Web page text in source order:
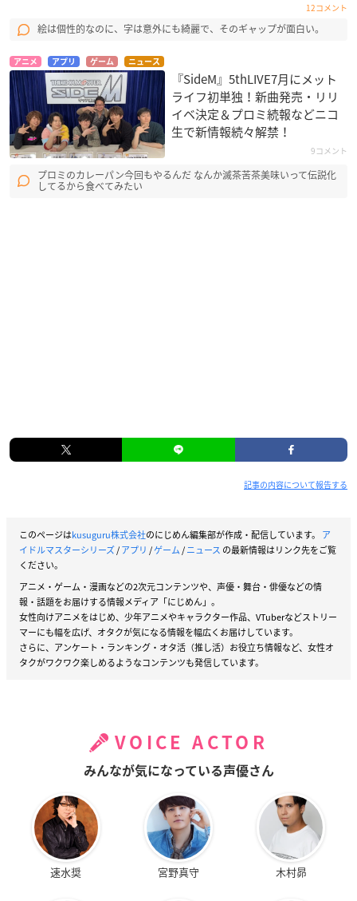
12コメント
絵は個性的なのに、字は意外にも綺麗で、そのギャップが面白い。
アニメ アプリ ゲーム ニュース
『SideM』5thLIVE7月にメット
ライフ初単独！新曲発売・リリ
イベ決定＆プロミ続報などニコ
生で新情報続々解禁！
9コメント
プロミのカレーパン今回もやるんだ なんか滅茶苦茶美味いって伝説化
してるから食べてみたい
記事の内容について報告する
このページはkusuguru株式会社のにじめん編集部が作成・配信しています。 ア
イドルマスターシリーズ/アプリ /ゲーム/ニュース の最新情報はリンク先をご覧
ください。
アニメ・ゲーム・漫画などの2次元コンテンツや、声優・舞台・俳優などの情
報・話題をお届けする情報メディア「にじめん」。
女性向けアニメをはじめ、少年アニメやキャラクター作品、VTuberなどストリー
マーにも幅を広げ、オタクが気になる情報を幅広くお届けしています。
さらに、アンケート・ランキング・オタ活（推し活）お役立ち情報など、女性オ
タクがワクワク楽しめるようなコンテンツも発信しています。
VOICE ACTOR
みんなが気になっている声優さん
速水奨 宮野真守 木村昴